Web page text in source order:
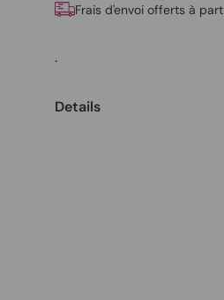
Frais d'envoi offerts à
.
Details